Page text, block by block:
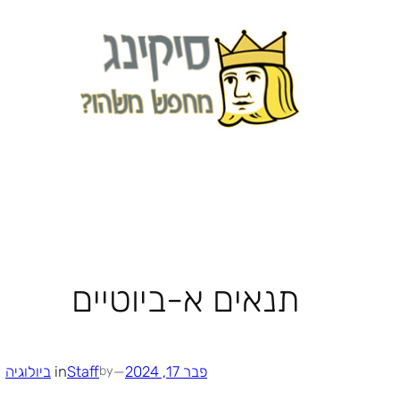
תנאים א-ביוטיים
פבר 17, 2024 —
by
Staff
in ביולוגיה